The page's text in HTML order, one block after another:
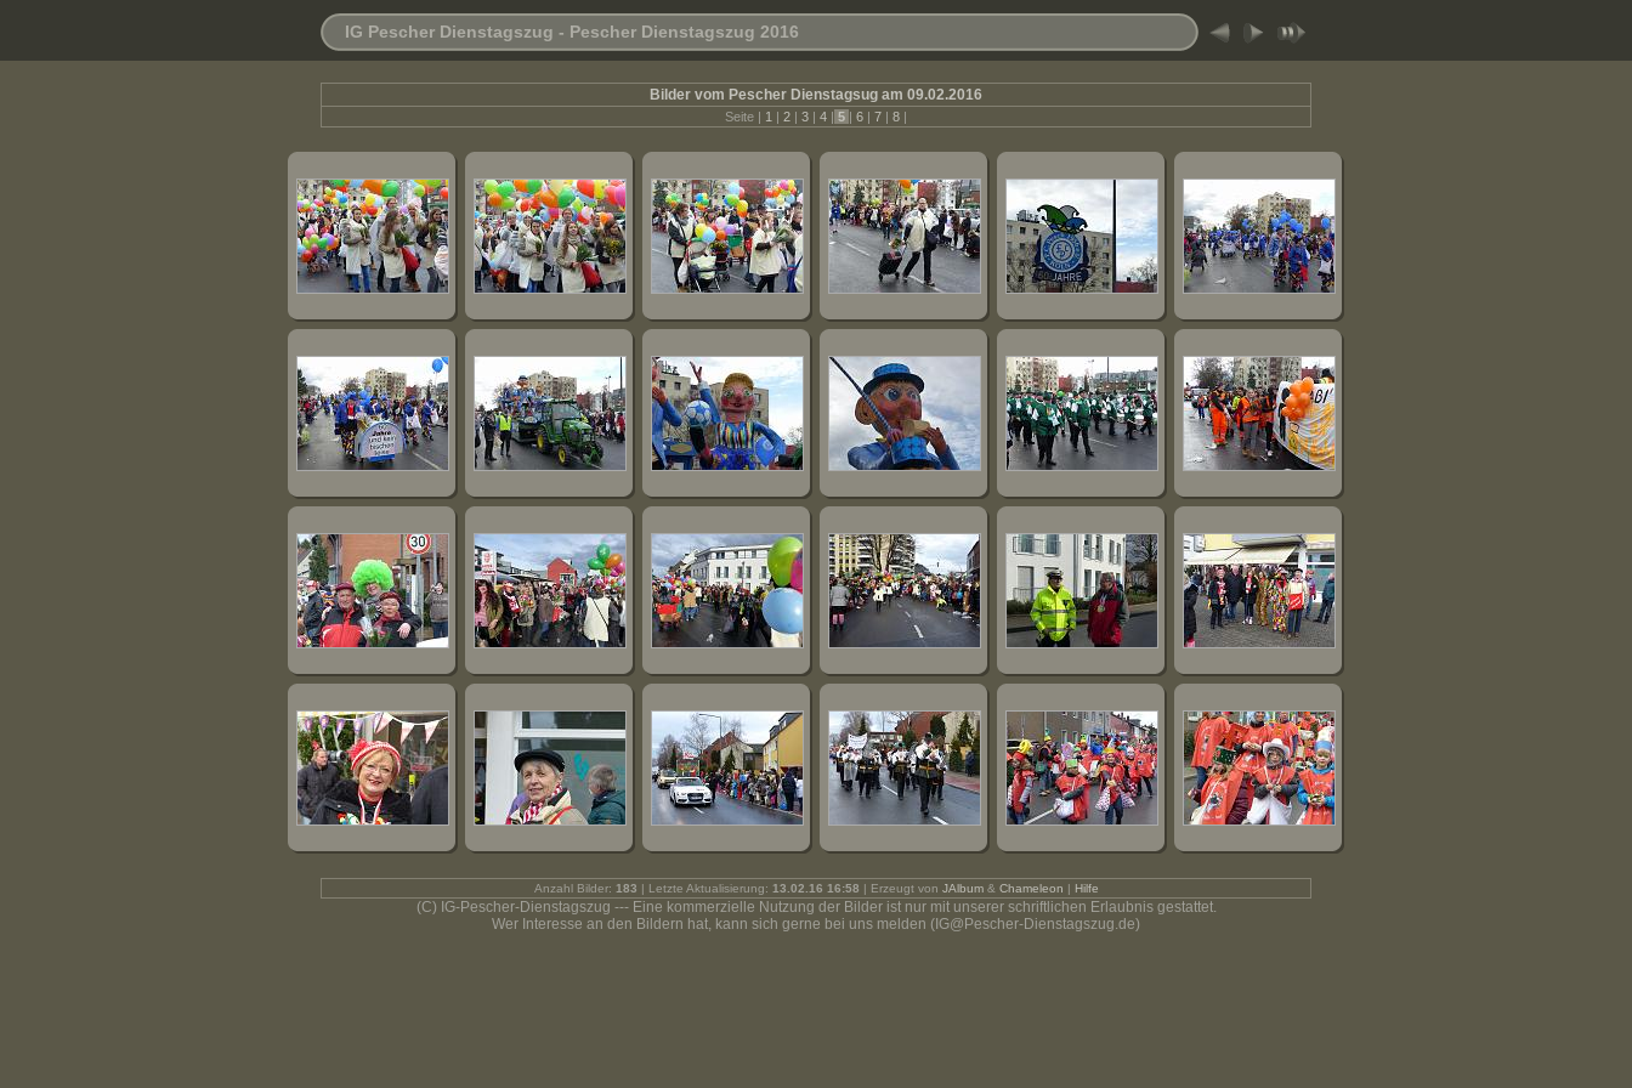
IG Pescher Dienstagszug - Pescher Dienstagszug 2016
Bilder vom Pescher Dienstagsug am 09.02.2016
Seite | 1 | 2 | 3 | 4 | 5 | 6 | 7 | 8 |
Anzahl Bilder: 183 | Letzte Aktualisierung: 13.02.16 16:58 | Erzeugt von JAlbum& Chameleon | Hilfe
(C) IG-Pescher-Dienstagszug --- Eine kommerzielle Nutzung der Bilder ist nur mit unserer schriftlichen Erlaubnis gestattet.
Wer Interesse an den Bildern hat, kann sich gerne bei uns melden (IG@Pescher-Dienstagszug.de)